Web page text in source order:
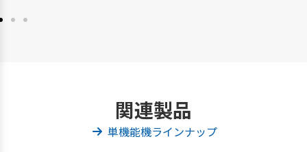
関連製品
単機能機ラインナップ